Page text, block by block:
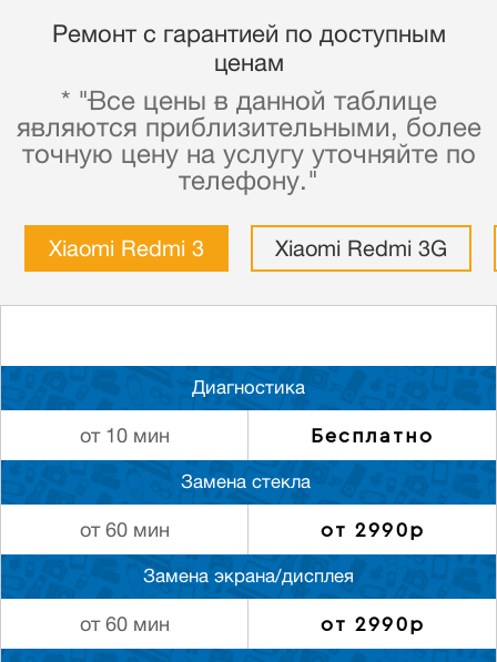
Ремонт с гарантией по доступным
ценам
* "Все цены в данной таблице
являются приблизительными, более
точную цену на услугу уточняйте по
телефону."
Xiaomi Redmi 3 Xiaomi Redmi 3G
Диагностика
от 10 мин Бесплатно
Замена стекла
от 60 мин от 2990р
Замена экрана/дисплея
от 60 мин от 2990р